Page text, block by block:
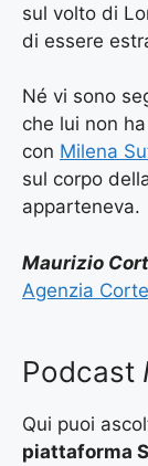
sul volto di
di essere
Né vi sono
che lui non
con Milena
sul corpo
apparteneva.
Maurizio
Agenzia
Podcast
Qui puoi
piattaforma